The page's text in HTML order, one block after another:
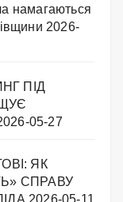
намагаються
2026-
ПІД
05-27
ЯК
СПРАВУ
2026-05-11